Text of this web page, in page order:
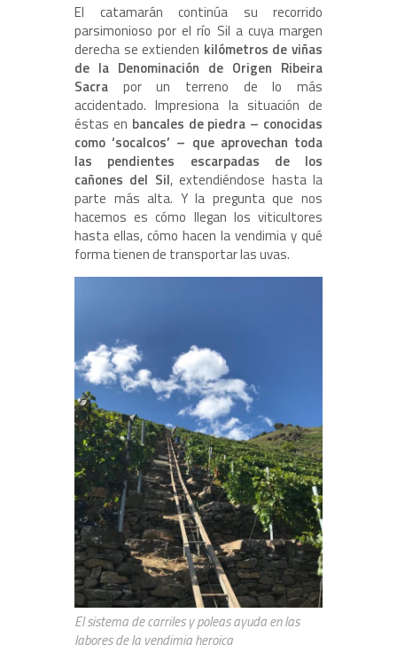
El catamarán continúa su recorrido
parsimonioso por el río Sil a cuya margen
derecha se extienden kilómetros de viñas
de la Denominación de Origen Ribeira
Sacra por un terreno de lo más
accidentado. Impresiona la situación de
éstas en bancales de piedra – conocidas
como ‘socalcos’ – que aprovechan toda
las pendientes escarpadas de los
cañones del Sil, extendiéndose hasta la
parte más alta. Y la pregunta que nos
hacemos es cómo llegan los viticultores
hasta ellas, cómo hacen la vendimia y qué
forma tienen de transportar las uvas.
El sistema de carriles y poleas ayuda en las
labores de la vendimia heroica